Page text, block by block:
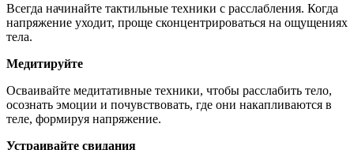
Всегда начинайте тактильные техники с расслабления. Когда
напряжение уходит, проще сконцентрироваться на ощущениях
тела.
Медитируйте
Осваивайте медитативные техники, чтобы расслабить тело,
осознать эмоции и почувствовать, где они накапливаются в
теле, формируя напряжение.
Устраивайте свидания